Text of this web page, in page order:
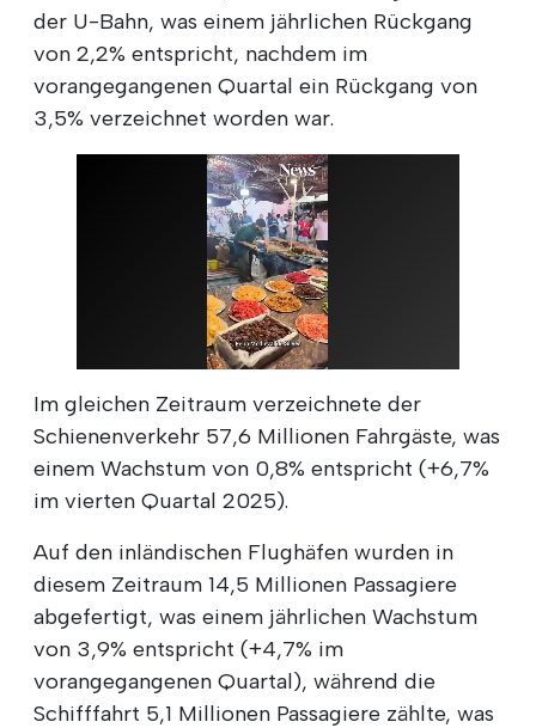
der U-Bahn, was einem jährlichen Rückgang
von 2,2% entspricht, nachdem im
vorangegangenen Quartal ein Rückgang von
3,5% verzeichnet worden war.
Im gleichen Zeitraum verzeichnete der
Schienenverkehr 57,6 Millionen Fahrgäste, was
einem Wachstum von 0,8% entspricht (+6,7%
im vierten Quartal 2025).
Auf den inländischen Flughäfen wurden in
diesem Zeitraum 14,5 Millionen Passagiere
abgefertigt, was einem jährlichen Wachstum
von 3,9% entspricht (+4,7% im
vorangegangenen Quartal), während die
Schifffahrt 5,1 Millionen Passagiere zählte, was